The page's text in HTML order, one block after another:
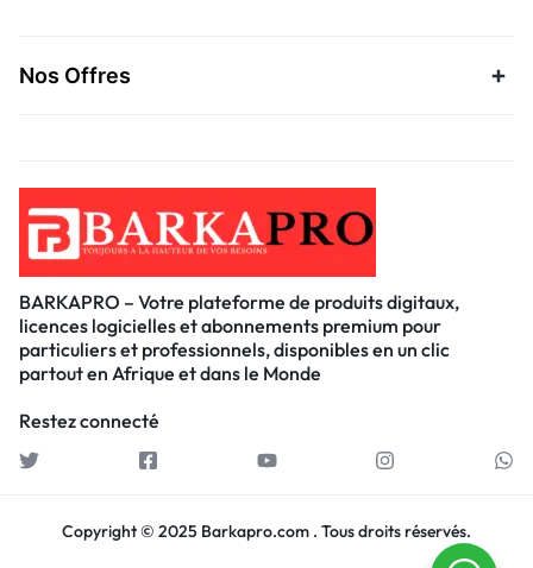
Nos Offres
BARKAPRO – Votre plateforme de produits digitaux,
licences logicielles et abonnements premium pour
particuliers et professionnels, disponibles en un clic
partout en Afrique et dans le Monde
Restez connecté
Copyright © 2025 Barkapro.com . Tous droits réservés.